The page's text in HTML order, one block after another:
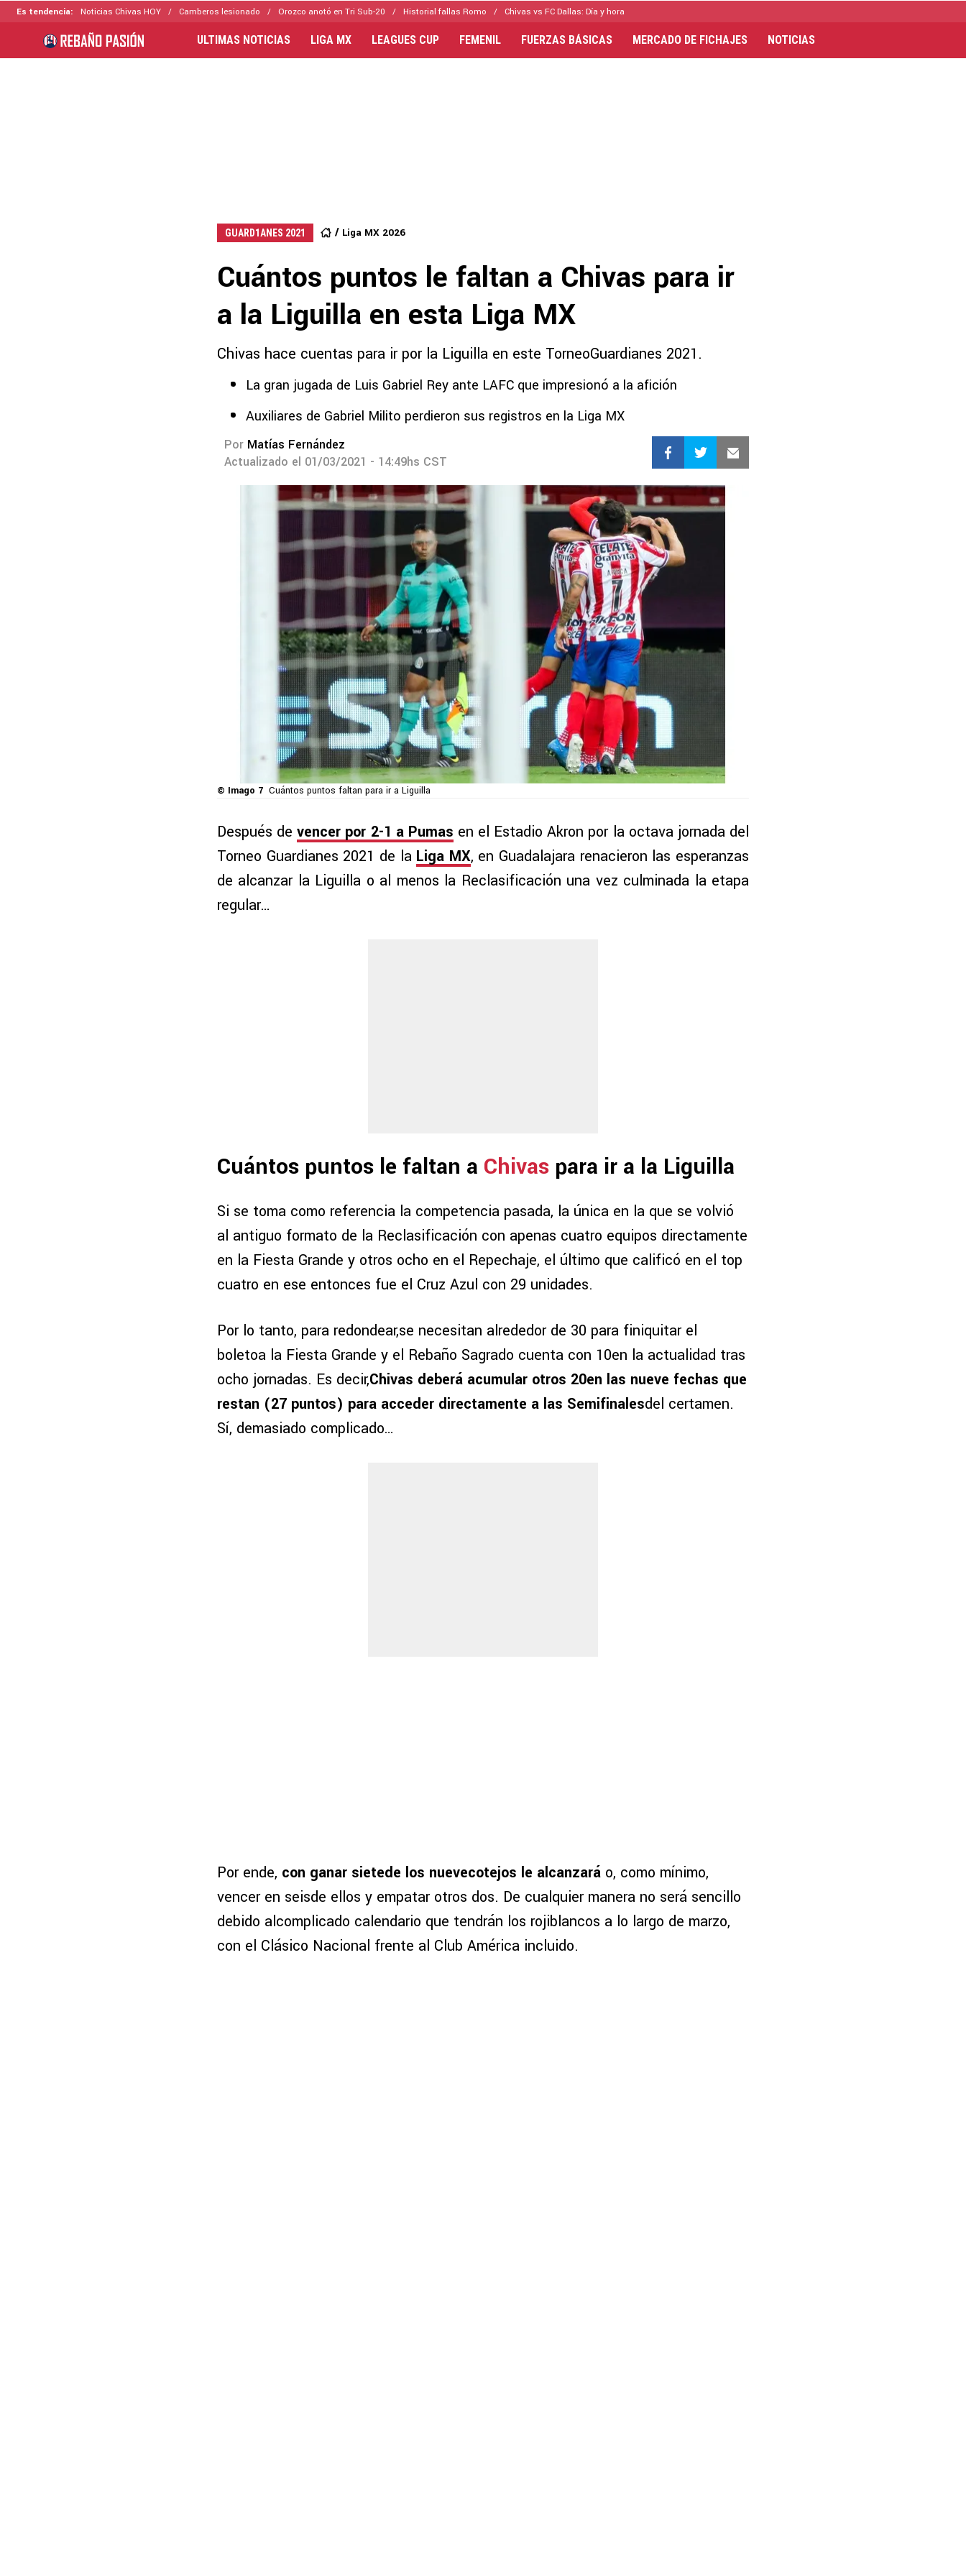
Es tendencia: Noticias Chivas HOY Camberos lesionado Orozco anotó en Tri Sub-20 Historial fallas Romo Chivas vs FC Dallas: Día y hora
ULTIMAS NOTICIAS LIGA MX LEAGUES CUP FEMENIL FUERZAS BÁSICAS MERCADO DE FICHAJES NOTICIAS
GUARD1ANES 2021 Liga MX 2026
Cuántos puntos le faltan a Chivas para ir
a la Liguilla en esta Liga MX
Chivas hace cuentas para ir por la Liguilla en este TorneoGuardianes 2021.
La gran jugada de Luis Gabriel Rey ante LAFC que impresionó a la afición
Auxiliares de Gabriel Milito perdieron sus registros en la Liga MX
Por Matías Fernández
Actualizado el 01/03/2021 - 14:49hs CST
© Imago 7 Cuántos puntos faltan para ir a Liguilla
Después devencer por 2-1 a Pumas en el Estadio Akron por la octava jornada del
Torneo Guardianes 2021 de la Liga MX, en Guadalajara renacieron las esperanzas
de alcanzar la Liguilla o al menos la Reclasificación una vez culminada la etapa
regular…
Cuántos puntos le faltan a Chivas para ir a la Liguilla
Si se toma como referencia la competencia pasada, la única en la que se volvió
al antiguo formato de la Reclasificación con apenas cuatro equipos directamente
en la Fiesta Grande y otros ocho en el Repechaje, el último que calificó en el top
cuatro en ese entonces fue el Cruz Azul con 29 unidades.
Por lo tanto, para redondear,se necesitan alrededor de 30 para finiquitar el
boletoa la Fiesta Grande y el Rebaño Sagrado cuenta con 10en la actualidad tras
ocho jornadas. Es decir,Chivas deberá acumular otros 20en las nueve fechas que
restan (27 puntos) para acceder directamente a las Semifinalesdel certamen.
Sí, demasiado complicado…
Por ende, con ganar sietede los nuevecotejos le alcanzará o, como mínimo,
vencer en seisde ellos y empatar otros dos. De cualquier manera no será sencillo
debido alcomplicado calendario que tendrán los rojiblancos a lo largo de marzo,
con el Clásico Nacional frente al Club América incluido.